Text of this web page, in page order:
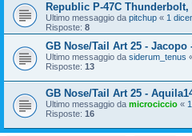
Republic P-47C Thunderbolt,
Ultimo messaggio da pitchup « 1
Risposte: 8
GB Nose/Tail Art 25 -
Ultimo messaggio da siderum_tenus
Risposte: 13
GB Nose/Tail Art 25 -
Ultimo messaggio da microciccio «
Risposte: 16